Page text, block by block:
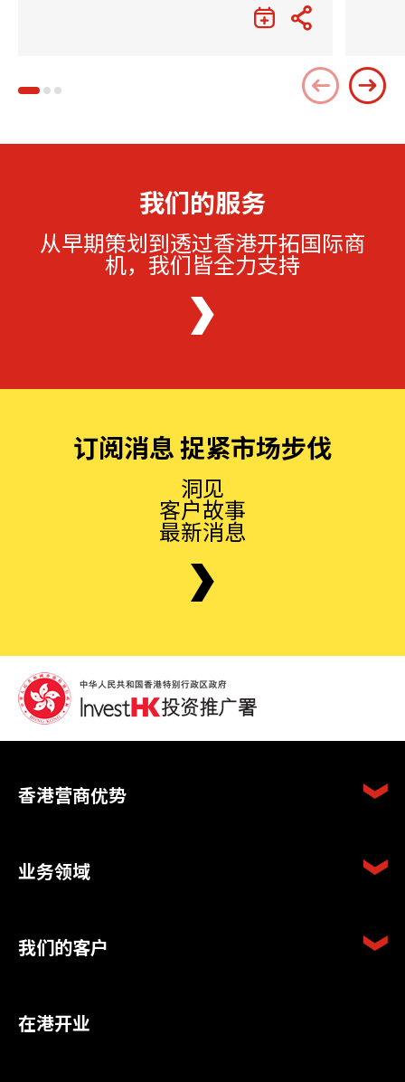
我们的服务
从早期策划到透过香港开拓国际商
机，我们皆全力支持
订阅消息 捉紧市场步伐
洞见
客户故事
最新消息
香港营商优势
业务领域
我们的客户
在港开业